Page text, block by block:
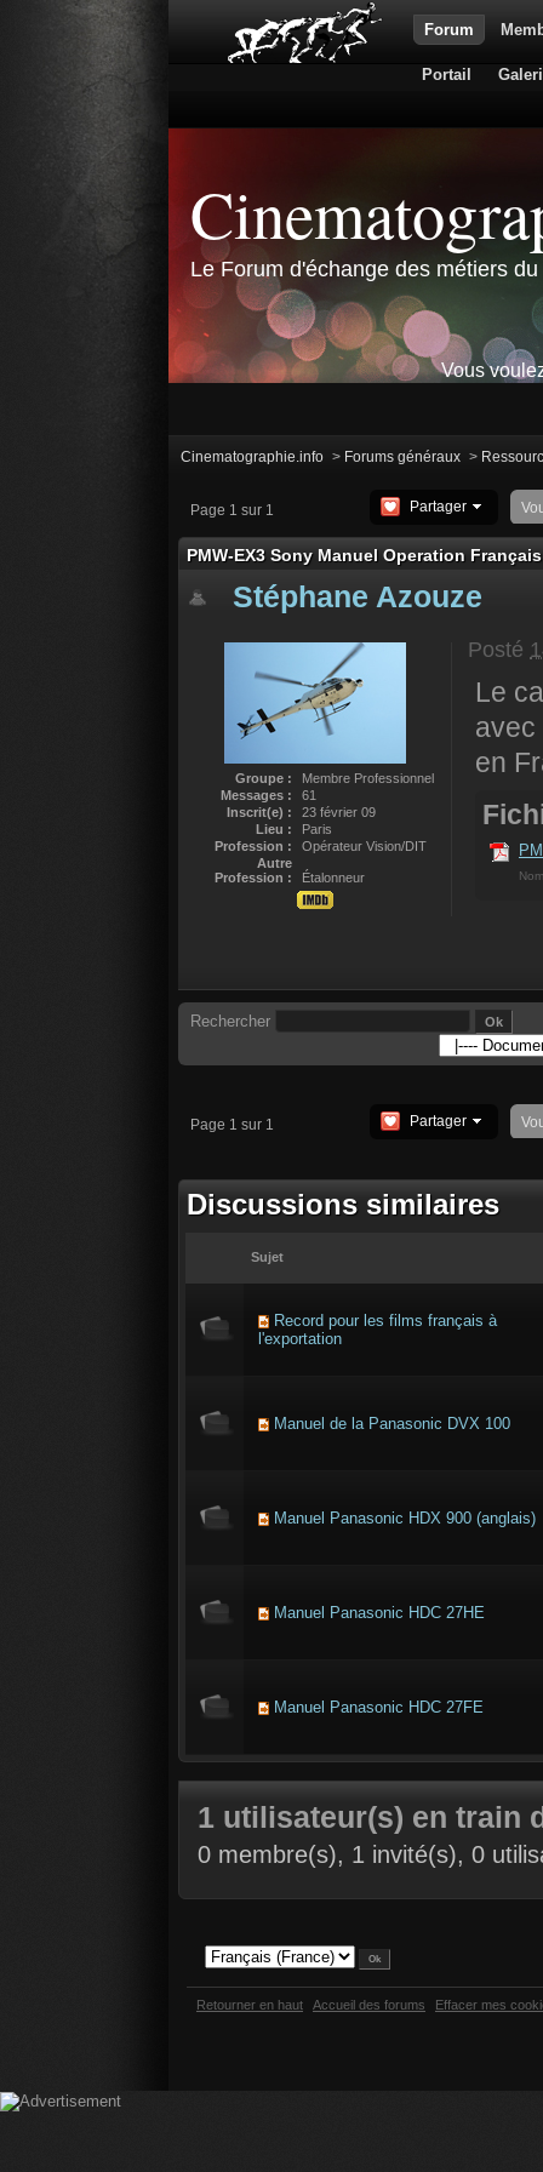
Forum
Portail
Le Forum d'échange des métiers
Vous
Cinematographie.info > Forums généraux >
Page 1 sur 1 Partager
PMW-EX3 Sony Manuel Operation Français
Stéphane Azouze
Groupe :
Membre Professionnel
Messages :
61
Inscrit(e) :
23 février 09
Lieu :
Paris
Profession :
Opérateur Vision/DIT
Autre
Profession :
Étalonneur
Posté
Le
avec
en
Rechercher
Page 1 sur 1 Partager
Discussions similaires
Sujet
Record pour les films français à
l'exportation
Manuel de la Panasonic DVX 100
Manuel Panasonic HDX 900 (anglais)
Manuel Panasonic HDC 27HE
Manuel Panasonic HDC 27FE
1 utilisateur(s) en train
0 membre(s), 1 invité(s), 0
Retourner en haut Accueil des forums Effacer mes